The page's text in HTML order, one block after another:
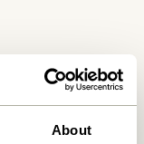
About